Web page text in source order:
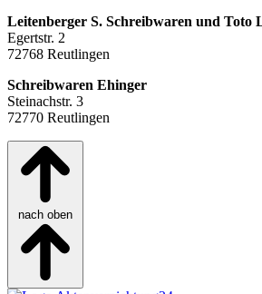
Leitenberger S. Schreibwaren und Toto
Egertstr. 2
72768 Reutlingen
Schreibwaren Ehinger
Steinachstr. 3
72770 Reutlingen
nach oben